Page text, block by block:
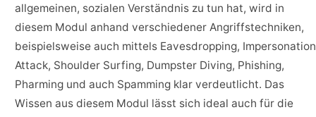
allgemeinen, sozialen Verständnis zu tun hat, wird in
diesem Modul anhand verschiedener Angriffstechniken,
beispielsweise auch mittels Eavesdropping, Impersonation
Attack, Shoulder Surfing, Dumpster Diving, Phishing,
Pharming und auch Spamming klar verdeutlicht. Das
Wissen aus diesem Modul lässt sich ideal auch für die